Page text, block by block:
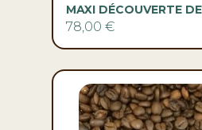
MAXI DÉCOUVERTE
78,00 €